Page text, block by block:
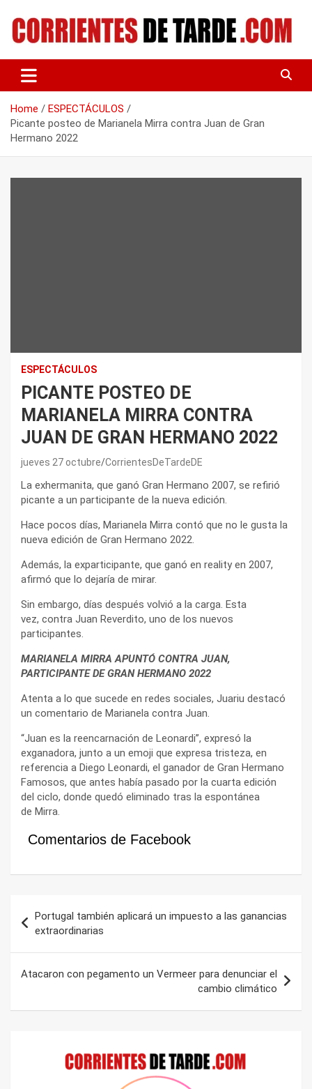
content
CORRIENTES DE TARDE
Home
ESPECTÁCULOS
Picante posteo de Marianela Mirra contra Juan de Gran
Hermano 2022
ESPECTÁCULOS
PICANTE POSTEO DE
MARIANELA MIRRA CONTRA
JUAN DE GRAN HERMANO 2022
jueves 27 octubre CorrientesDeTardeDE
La exhermanita, que ganó Gran Hermano 2007, se refirió
picante a un participante de la nueva edición.
Hace pocos días, Marianela Mirra contó que no le gusta la
nueva edición de Gran Hermano 2022.
Además, la exparticipante, que ganó en reality en 2007,
afirmó que lo dejaría de mirar.
Sin embargo, días después volvió a la carga. Esta
vez, contra Juan Reverdito, uno de los nuevos
participantes.
MARIANELA MIRRA APUNTÓ CONTRA JUAN,
PARTICIPANTE DE GRAN HERMANO 2022
Atenta a lo que sucede en redes sociales, Juariu destacó
un comentario de Marianela contra Juan.
“Juan es la reencarnación de Leonardi”, expresó la
exganadora, junto a un emoji que expresa tristeza, en
referencia a Diego Leonardi, el ganador de Gran Hermano
Famosos, que antes había pasado por la cuarta edición
del ciclo, donde quedó eliminado tras la espontánea
de Mirra.
Comentarios de Facebook
de
entradas
Portugal también aplicará un impuesto a las ganancias
extraordinarias
Atacaron con pegamento un Vermeer para denunciar el
cambio climático